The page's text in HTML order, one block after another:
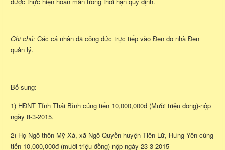
Ghi chú: Các cá nhân đã công đức trực tiếp vào Đền do nhà Đền
quản lý.
Bổ sung:
1) HĐNT Tỉnh Thái Bình cúng tiến 10,000,000đ (Mười triệu đồng)-nộp
ngày 8-3-2015.
2) Họ Ngô thôn Mỹ Xá, xã Ngô Quyền huyện Tiên Lữ, Hưng Yên cúng
tiến 10,000,000đ (mười triệu đồng) nộp ngày 23-3-2015